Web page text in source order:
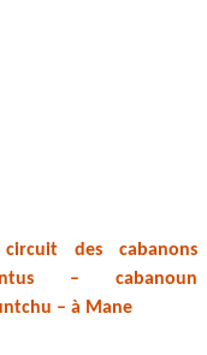
des cabanons
– cabanoun
– à Mane